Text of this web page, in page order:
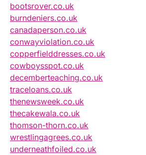
bootsrover.co.uk
burndeniers.co.uk
canadaperson.co.uk
conwayviolation.co.uk
copperfielddresses.co.uk
cowboysspot.co.uk
decemberteaching.co.uk
traceloans.co.uk
thenewsweek.co.uk
thecakewala.co.uk
thomson-thorn.co.uk
wrestlingagrees.co.uk
underneathfoiled.co.uk